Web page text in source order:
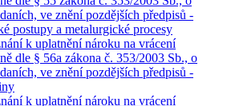
ve znění pozdějších předpisů -
postupy a metalurgické procesy
k uplatnění nároku na vrácení
dle § 56a zákona č. 353/2003 Sb., o
ve znění pozdějších předpisů -
k uplatnění nároku na vrácení